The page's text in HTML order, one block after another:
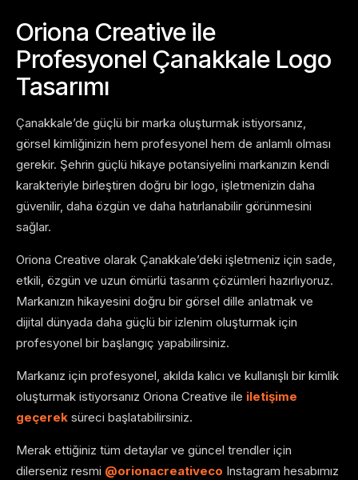
Oriona Creative ile
Profesyonel Çanakkale Logo
Tasarımı
Çanakkale’de güçlü bir marka oluşturmak istiyorsanız,
görsel kimliğinizin hem profesyonel hem de anlamlı olması
gerekir. Şehrin güçlü hikaye potansiyelini markanızın kendi
karakteriyle birleştiren doğru bir logo, işletmenizin daha
güvenilir, daha özgün ve daha hatırlanabilir görünmesini
sağlar.
Oriona Creative olarak Çanakkale’deki işletmeniz için sade,
etkili, özgün ve uzun ömürlü tasarım çözümleri hazırlıyoruz.
Markanızın hikayesini doğru bir görsel dille anlatmak ve
dijital dünyada daha güçlü bir izlenim oluşturmak için
profesyonel bir başlangıç yapabilirsiniz.
Markanız için profesyonel, akılda kalıcı ve kullanışlı bir kimlik
oluşturmak istiyorsanız Oriona Creative ile iletişime
geçerek süreci başlatabilirsiniz.
Merak ettiğiniz tüm detaylar ve güncel trendler için
dilerseniz resmi @orionacreativeco Instagram hesabımız